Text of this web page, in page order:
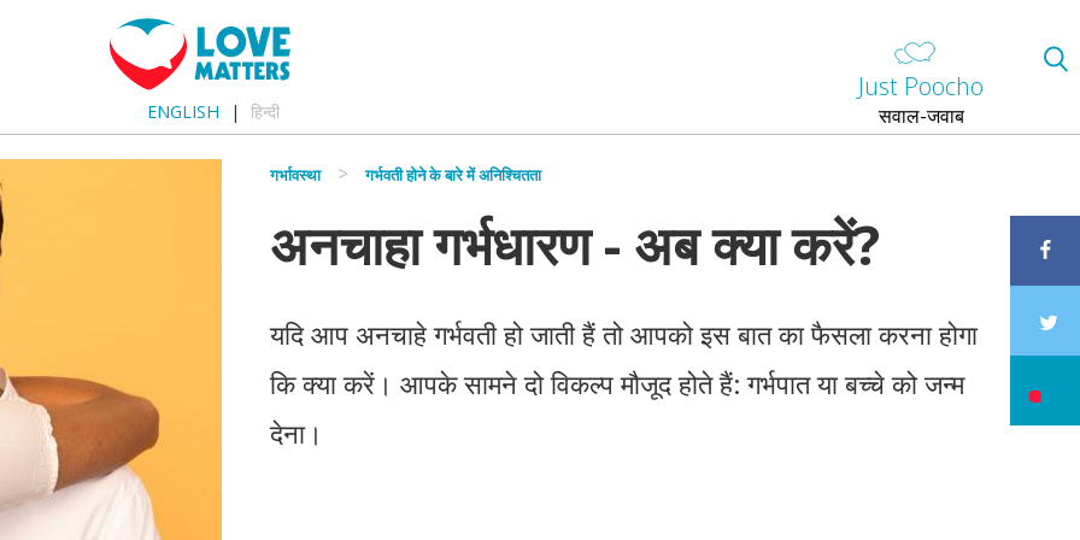
ENGLISH हिन्दी
Just Poocho
सवाल-जवाब
गर्भावस्था गर्भवती होने के बारे में अनिश्चितता
अनचाहा गर्भधारण - अब क्या करें?
यदि आप अनचाहे गर्भवती हो जाती हैं तो आपको इस बात का फैसला करना होगा
कि क्या करें। आपके सामने दो विकल्प मौजूद होते हैं: गर्भपात या बच्चे को जन्म
देना।